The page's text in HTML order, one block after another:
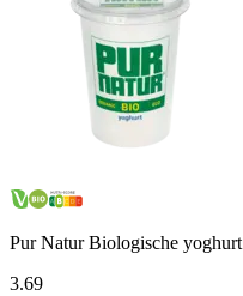
Pur Natur Biologische yoghurt
3.69